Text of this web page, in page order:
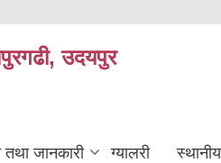
उदयपुर
जानकारी ग्यालरी